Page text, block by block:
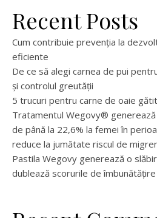
Recent Posts
Cum contribuie prevenția la
eficiente
De ce să alegi carnea de pui
și controlul greutății
5 trucuri pentru carne de oaie
Tratamentul Wegovy®
de până la 22,6% la femei în
reduce la jumătate riscul de
Pastila Wegovy generează o
dublează scorurile de